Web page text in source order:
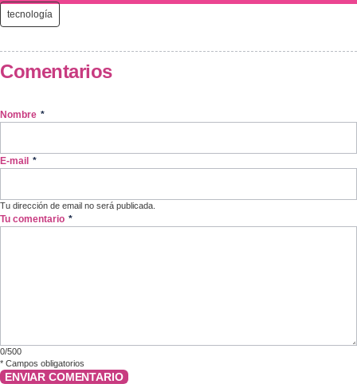
tecnología
Comentarios
Nombre *
E-mail *
Tu dirección de email no será publicada.
Tu comentario *
0/500
* Campos obligatorios
ENVIAR COMENTARIO